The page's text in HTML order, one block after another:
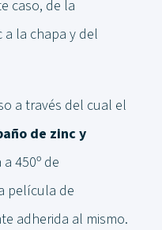
caso, de la
a la chapa y del
a través del cual el
de zinc y
450º de
película de
adherida al mismo.